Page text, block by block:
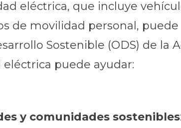
eléctrica, que incluye
de movilidad personal,
Sostenible (ODS) de la
puede ayudar:
y comunidades sostenibles